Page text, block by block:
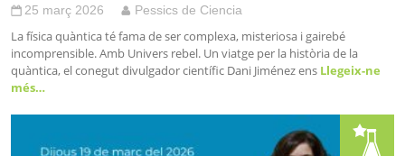
25 març 2026 Pessics de Ciencia
La física quàntica té fama de ser complexa, misteriosa i gairebé
incomprensible. Amb Univers rebel. Un viatge per la història de la
quàntica, el conegut divulgador científic Dani Jiménez ens Llegeix-ne
més…